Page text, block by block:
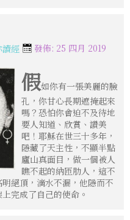
讀經
發佈: 25 四月 2019
假如你有一張美麗的臉
孔，你甘心長期遮掩起來
嗎？恐怕你會迫不及待地
要人知道、欣賞、讚美
吧！耶穌在世三十多年，
隱藏了天主性，不顯半點
廬山真面目，做一個被人
瞧不起的納匝肋人，這不
絕頂，滴水不漏，他隱而不
完成了自己的使命。